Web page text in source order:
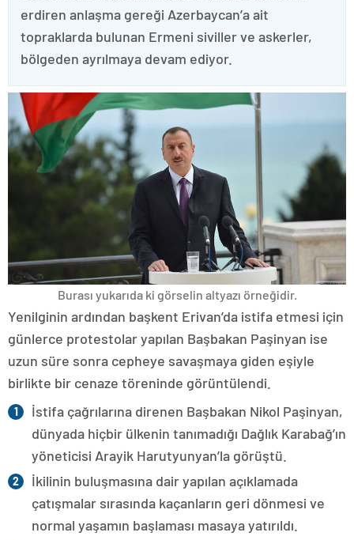
erdiren anlaşma gereği Azerbaycan’a ait
topraklarda bulunan Ermeni siviller ve askerler,
bölgeden ayrılmaya devam ediyor.
Burası yukarıda ki görselin altyazı örneğidir.
Yenilginin ardından başkent Erivan’da istifa etmesi için
günlerce protestolar yapılan Başbakan Paşinyan ise
uzun süre sonra cepheye savaşmaya giden eşiyle
birlikte bir cenaze töreninde görüntülendi.
İstifa çağrılarına direnen Başbakan Nikol Paşinyan,
dünyada hiçbir ülkenin tanımadığı Dağlık Karabağ’ın
yöneticisi Arayik Harutyunyan’la görüştü.
İkilinin buluşmasına dair yapılan açıklamada
çatışmalar sırasında kaçanların geri dönmesi ve
normal yaşamın başlaması masaya yatırıldı.